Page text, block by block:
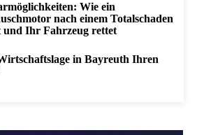
Wie ein
nach einem Totalschaden
und Ihr Fahrzeug rettet
in Bayreuth Ihren